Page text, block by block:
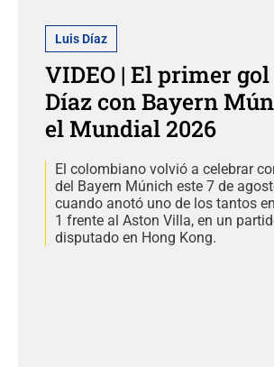
Luis Díaz
VIDEO | El primer
Díaz con Bayern
el Mundial 2026
El colombiano volvió a celebrar
del Bayern Múnich este 7 de
cuando anotó uno de los tantos
1 frente al Aston Villa, en un
disputado en Hong Kong.